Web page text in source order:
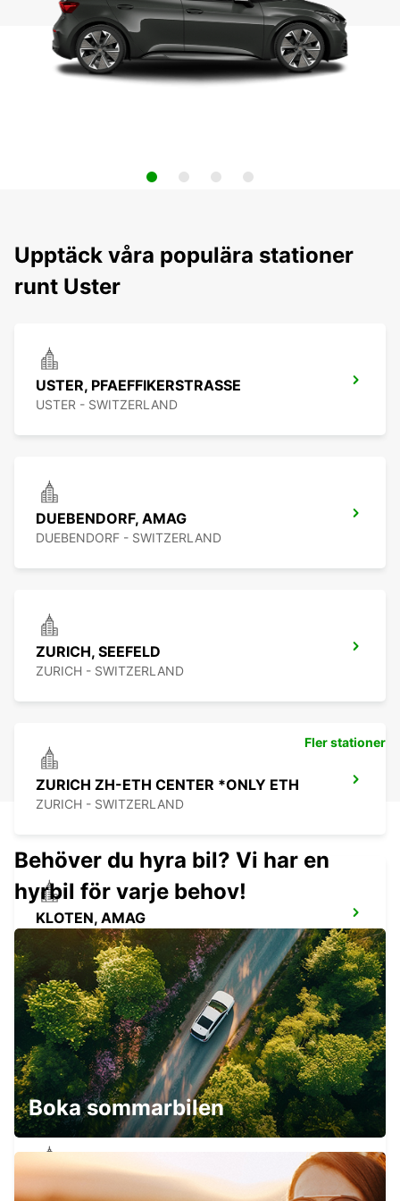
Upptäck våra populära stationer
runt Uster
USTER, PFAEFFIKERSTRASSE
USTER - SWITZERLAND
DUEBENDORF, AMAG
DUEBENDORF - SWITZERLAND
ZURICH, SEEFELD
ZURICH - SWITZERLAND
ZURICH ZH-ETH CENTER *ONLY ETH
ZURICH - SWITZERLAND
KLOTEN, AMAG
KLOTEN - SWITZERLAND
ZURICH, NORTH, OERLIKON
ZURICH - SWITZERLAND
ZURICH, CITY, MAIN STATIONION
Fler stationer
Behöver du hyra bil? Vi har en
hyrbil för varje behov!
Boka sommarbilen